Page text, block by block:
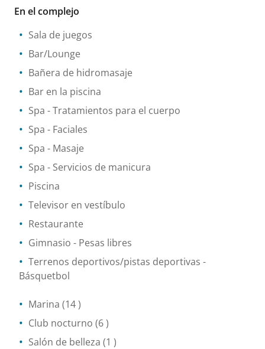
En el complejo
Sala de juegos
Bar/Lounge
Bañera de hidromasaje
Bar en la piscina
Spa - Tratamientos para el cuerpo
Spa - Faciales
Spa - Masaje
Spa - Servicios de manicura
Piscina
Televisor en vestíbulo
Restaurante
Gimnasio - Pesas libres
Terrenos deportivos/pistas deportivas -
Básquetbol
Marina (14 )
Club nocturno (6 )
Salón de belleza (1 )